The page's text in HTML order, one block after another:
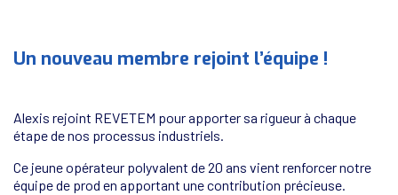
Un nouveau membre rejoint l’équipe !
Alexis rejoint REVETEM pour apporter sa rigueur à chaque
étape de nos processus industriels.
Ce jeune opérateur polyvalent de 20 ans vient renforcer notre
équipe de prod en apportant une contribution précieuse.